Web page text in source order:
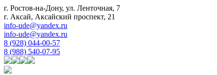
г. Ростов-на-Дону, ул. Ленточная, 7
г. Аксай, Аксайский проспект, 21
info-ude@yandex.ru
info-ude@yandex.ru
8 (928) 044-00-57
8 (988) 540-07-95